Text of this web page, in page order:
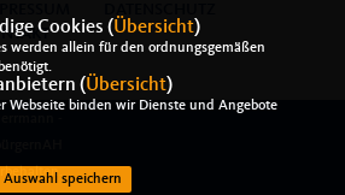
-
Cookies (Übersicht)
werden allein für den ordnungsgemäßen
(Übersicht)
Webseite binden wir Dienste und Angebote
Auswahl speichern